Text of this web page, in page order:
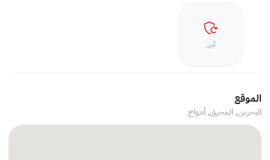
أمن
الموقع
البحرين, المحرق,أمواج